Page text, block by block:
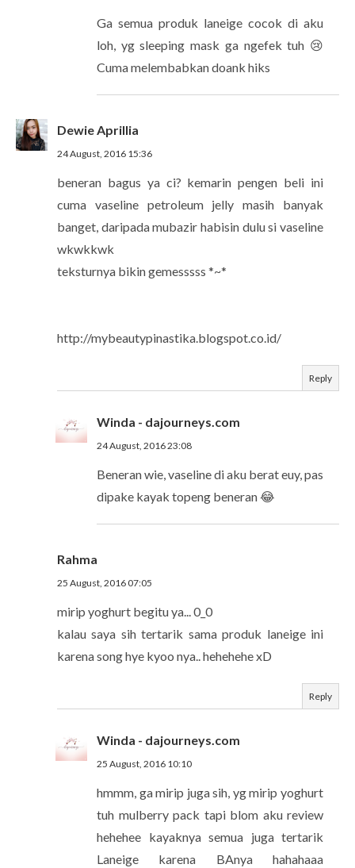
Ga semua produk laneige cocok di aku
loh, yg sleeping mask ga ngefek tuh 😢
Cuma melembabkan doank hiks
Dewie Aprillia
24 August, 2016 15:36
beneran bagus ya ci? kemarin pengen beli ini
cuma vaseline petroleum jelly masih banyak
banget, daripada mubazir habisin dulu si vaseline
wkwkkwk
teksturnya bikin gemesssss *~*
http://mybeautypinastika.blogspot.co.id/
Reply
Winda - dajourneys.com
24 August, 2016 23:08
Beneran wie, vaseline di aku berat euy, pas
dipake kayak topeng beneran 😂
Rahma
25 August, 2016 07:05
mirip yoghurt begitu ya... 0_0
kalau saya sih tertarik sama produk laneige ini
karena song hye kyoo nya.. hehehehe xD
Reply
Winda - dajourneys.com
25 August, 2016 10:10
hmmm, ga mirip juga sih, yg mirip yoghurt
tuh mulberry pack tapi blom aku review
hehehee kayaknya semua juga tertarik
Laneige karena BAnya hahahaaa